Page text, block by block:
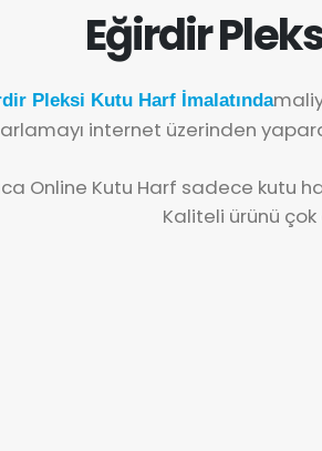
Eğirdir
Pleksi Kutu Harf İmalatında
internet üzerinden
Online Kutu Harf sadece kutu
Kaliteli ürünü